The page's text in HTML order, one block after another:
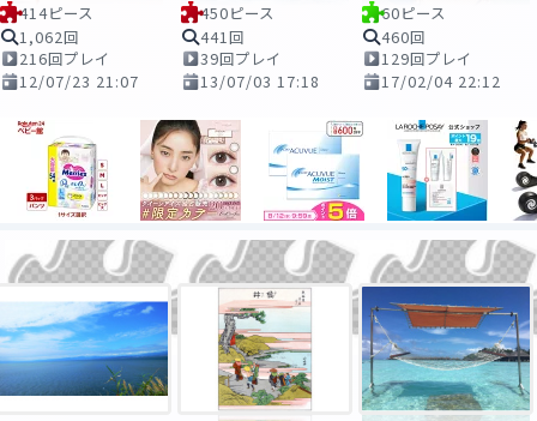
414ピース
1,062回
216回プレイ
12/07/23 21:07
450ピース
441回
39回プレイ
13/07/03 17:18
60ピース
460回
129回プレイ
17/02/04 22:12